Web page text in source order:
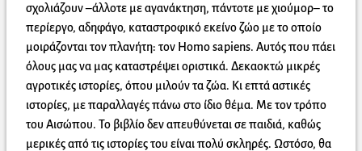
σχολιάζουν –άλλοτε με αγανάκτηση, πάντοτε με χιούμορ– το
περίεργο, αδηφάγο, καταστροφικό εκείνο ζώο με το οποίο
μοιράζονται τον πλανήτη: τον Homo sapiens. Αυτός που πάει
όλους μας να μας καταστρέψει οριστικά. Δεκαοκτώ μικρές
αγροτικές ιστορίες, όπου μιλούν τα ζώα. Κι επτά αστικές
ιστορίες, με παραλλαγές πάνω στο ίδιο θέμα. Με τον τρόπο
του Αισώπου. Το βιβλίο δεν απευθύνεται σε παιδιά, καθώς
μερικές από τις ιστορίες του είναι πολύ σκληρές. Ωστόσο, θα